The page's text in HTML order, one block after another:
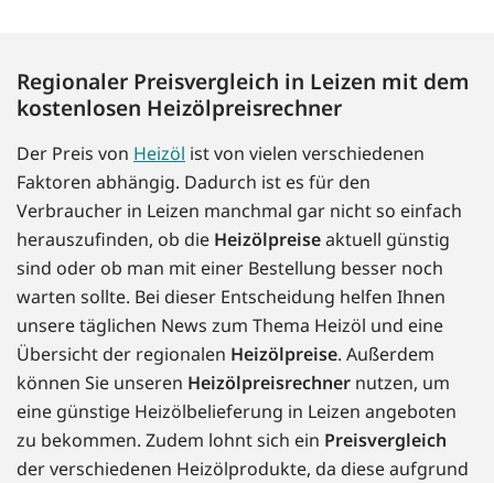
Regionaler Preisvergleich in Leizen mit dem
kostenlosen Heizölpreisrechner
Der Preis von Heizöl ist von vielen verschiedenen
Faktoren abhängig. Dadurch ist es für den
Verbraucher in Leizen manchmal gar nicht so einfach
herauszufinden, ob die Heizölpreiseaktuell günstig
sind oder ob man mit einer Bestellung besser noch
warten sollte. Bei dieser Entscheidung helfen Ihnen
unsere täglichen News zum Thema Heizöl und eine
Übersicht der regionalen Heizölpreise. Außerdem
können Sie unseren Heizölpreisrechner nutzen, um
eine günstige Heizölbelieferung in Leizen angeboten
zu bekommen. Zudem lohnt sich ein Preisvergleich
der verschiedenen Heizölprodukte, da diese aufgrund